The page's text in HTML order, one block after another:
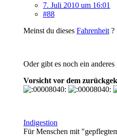
7. Juli 2010 um 16:01
#88
Meinst du dieses Fahrenheit ?
Oder gibt es noch ein anderes
Vorsicht vor dem
Indigestion
Für Menschen mit